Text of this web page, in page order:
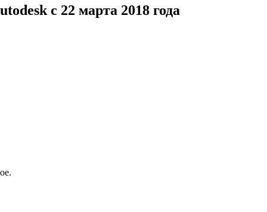
c 22 марта 2018 года